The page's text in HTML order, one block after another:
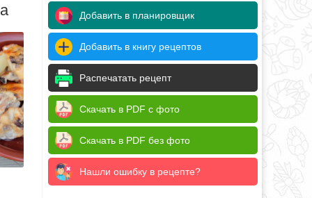
Добавить в планировщик
Добавить в книгу рецептов
Распечатать рецепт
Скачать в PDF с фото
Скачать в PDF без фото
Нашли ошибку в рецепте?